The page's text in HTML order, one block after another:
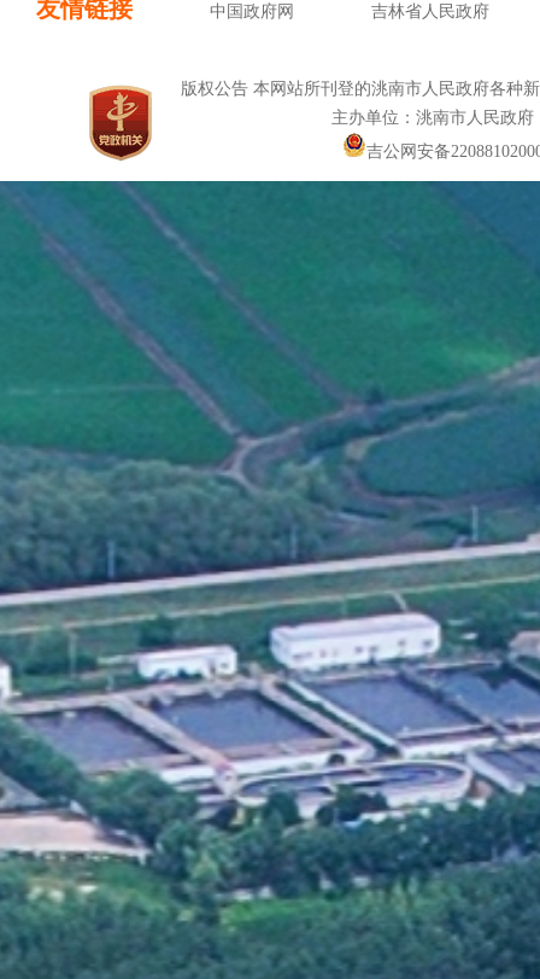
友情链接 中国政府网 吉林省人民政府
版权公告 本网站所刊登的洮南市人民政府各种
主办单位：洮南市人民政
吉公网安备